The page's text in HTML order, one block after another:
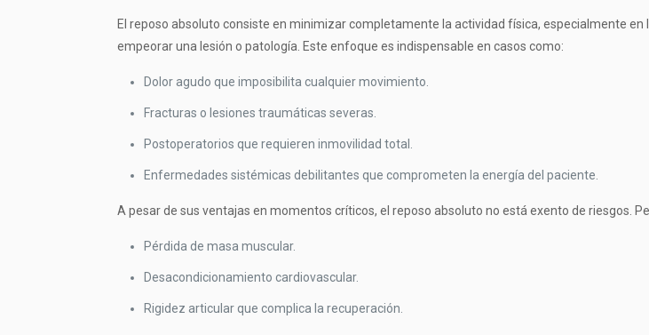
El reposo absoluto consiste en minimizar completamente la actividad física, especialmente
empeorar una lesión o patología. Este enfoque es indispensable en casos como:
Dolor agudo que imposibilita cualquier movimiento.
Fracturas o lesiones traumáticas severas.
Postoperatorios que requieren inmovilidad total.
Enfermedades sistémicas debilitantes que comprometen la energía del paciente.
A pesar de sus ventajas en momentos críticos, el reposo absoluto no está exento de riesgos.
Pérdida de masa muscular.
Desacondicionamiento cardiovascular.
Rigidez articular que complica la recuperación.